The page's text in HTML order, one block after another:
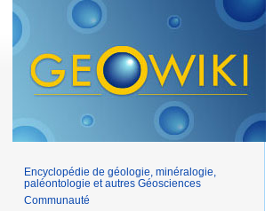
Encyclopédie de géologie, minéralogie,
paléontologie et autres Géosciences
Communauté